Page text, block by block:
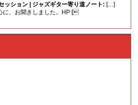
ッション | ジャズギター寄り道ノート: […]
に、お聞きしました。HP [